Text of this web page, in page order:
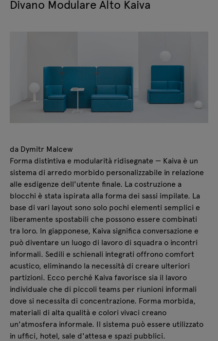
Divano Modulare Alto Kaiva
da Dymitr Malcew
Forma distintiva e modularità ridisegnate — Kaiva è un
sistema di arredo morbido personalizzabile in relazione
alle esdigenze dell'utente finale. La costruzione a
blocchi è stata ispirata alla forma dei sassi impilate. La
base di vari layout sono solo pochi elementi semplici e
liberamente spostabili che possono essere combinati
tra loro. In giapponese, Kaiva significa conversazione e
può diventare un luogo di lavoro di squadra o incontri
informali. Sedili e schienali integrati offrono comfort
acustico, eliminando la necessità di creare ulteriori
partizioni. Ecco perché Kaiva favorisce sia il lavoro
individuale che di piccoli teams per riunioni informali
dove si necessita di concentrazione. Forma morbida,
materiali di alta qualità e colori vivaci creano
un'atmosfera informale. Il sistema può essere utilizzato
in uffici, hotel, sale d'attesa e spazi pubblici.